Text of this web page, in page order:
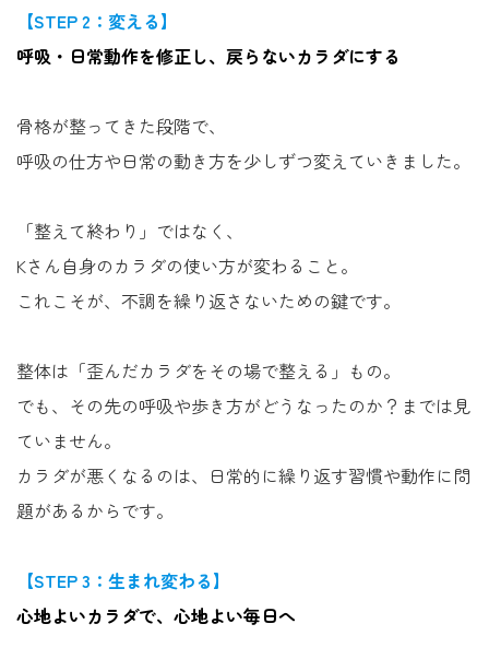
【STEP 2：変える】
呼吸・日常動作を修正し、戻らないカラダにする
骨格が整ってきた段階で、
呼吸の仕方や日常の動き方を少しずつ変えていきました。
「整えて終わり」ではなく、
Kさん自身のカラダの使い方が変わること。
これこそが、不調を繰り返さないための鍵です。
整体は「歪んだカラダをその場で整える」もの。
でも、その先の呼吸や歩き方がどうなったのか？までは見
ていません。
カラダが悪くなるのは、日常的に繰り返す習慣や動作に問
題があるからです。
【STEP 3：生まれ変わる】
心地よいカラダで、心地よい毎日へ